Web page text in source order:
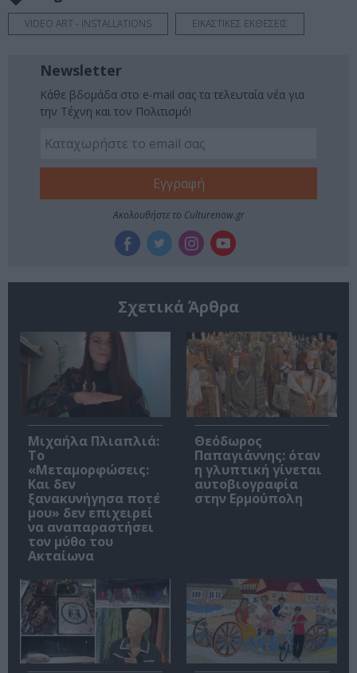
VIDEO ART - INSTALLATIONS ΕΙΚΑΣΤΙΚΕΣ ΕΚΘΕΣΕΙΣ
Newsletter
Κάθε βδομάδα στο e-mail σας τα τελευταία νέα για
την Τέχνη και τον Πολιτισμό!
Ακολουθήστε το Culturenow.gr
Σχετικά Άρθρα
Μιχαήλα Πλιαπλιά:
Το
«Μεταμορφώσεις:
Και δεν
ξανακυνήγησα ποτέ
μου» δεν επιχειρεί
να αναπαραστήσει
τον μύθο του
Ακταίωνα
Θεόδωρος
Παπαγιάννης: όταν
η γλυπτική γίνεται
αυτοβιογραφία
στην Ερμούπολη